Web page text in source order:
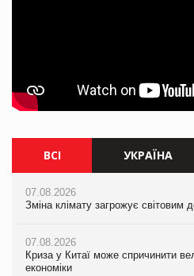
ВСІ УКРАЇНА
07.08.2026
Зміна клімату загрожує світовим
07.08.2026
Криза у Китаї може спричинити
економіки
07.08.2026
Зміна клімату загрожує світовим
07.08.2026
Криза у Китаї може спричинити
економіки
07.08.2026
Зміна клімату загрожує світовим
07.08.2026
Криза у Китаї може спричинити
економіки